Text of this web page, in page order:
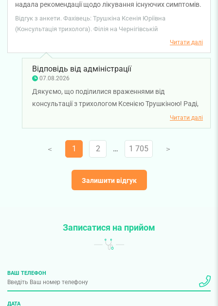
надала рекомендації щодо лікування існуючих симптомів.
Відгук з анкети. Фахівець: Трушкіна Ксенія Юріївна
(Консультація трихолога). Філія на Чернігівській
Читати далі
Відповідь від адміністрації
07.08.2026
Дякуємо, що поділилися враженнями від
консультації з трихологом Ксенією Трушкіною! Раді,
що прийом був змістовним і допоміг отримати
необхідні рекомендації щодо подальшого лікування.
Бажаємо вам міцного здоров’я!
Читати далі
V 1 2 … 1 705 V
Залишити відгук
Записатися на прийом
ВАШ ТЕЛЕФОН
ДАТА